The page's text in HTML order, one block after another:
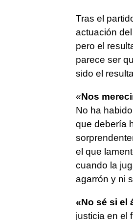
Tras el
actuación
pero el
parece ser
sido el
«Nos
No ha
que debería
el que
cuando la
agarrón y ni
«No sé si el
justicia en el